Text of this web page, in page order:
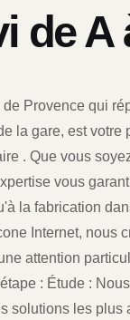
de A
Provence qui
la gare, est votre
. Que vous
vous
la fabrication
Internet, nous
attention
: Étude :
solutions les plus